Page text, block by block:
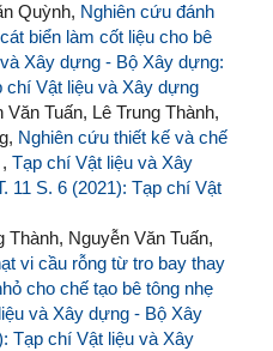
Quỳnh, Nghiên cứu đánh
biển làm cốt liệu cho bê
Xây dựng - Bộ Xây dựng:
chí Vật liệu và Xây dựng
Tuấn, Lê Trung Thành,
Nghiên cứu thiết kế và chế
, Tạp chí Vật liệu và Xây
11 S. 6 (2021): Tạp chí Vật
Thành, Nguyễn Văn Tuấn,
vi cầu rỗng từ tro bay thay
cho chế tạo bê tông nhẹ
và Xây dựng - Bộ Xây
Tạp chí Vật liệu và Xây